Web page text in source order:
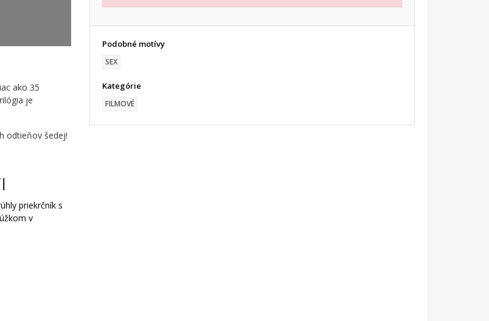
ako 35
je
odtieňov šedej!
priekrčník s
v
Podobné motívy
SEX
Kategórie
FILMOVÉ